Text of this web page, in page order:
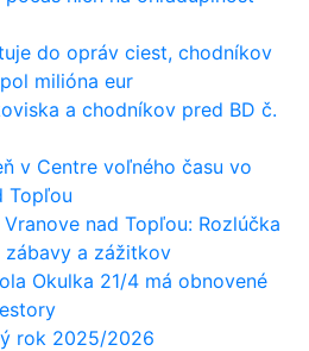
do opráv ciest, chodníkov
milióna eur
a chodníkov pred BD č.
v Centre voľného času vo
Topľou
nad Topľou: Rozlúčka
zábavy a zážitkov
Okulka 21/4 má obnovené
rok 2025/2026